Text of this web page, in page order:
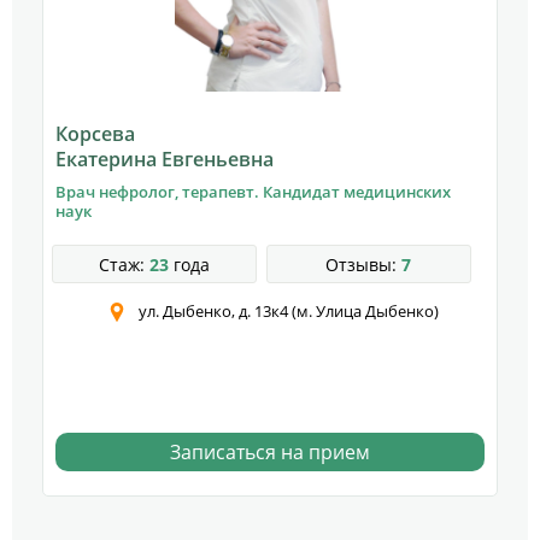
Корсева
Екатерина Евгеньевна
Врач нефролог, терапевт. Кандидат медицинских
наук
Стаж: 23года Отзывы: 7
ул. Дыбенко, д. 13к4 (м. Улица Дыбенко)
Записаться на прием